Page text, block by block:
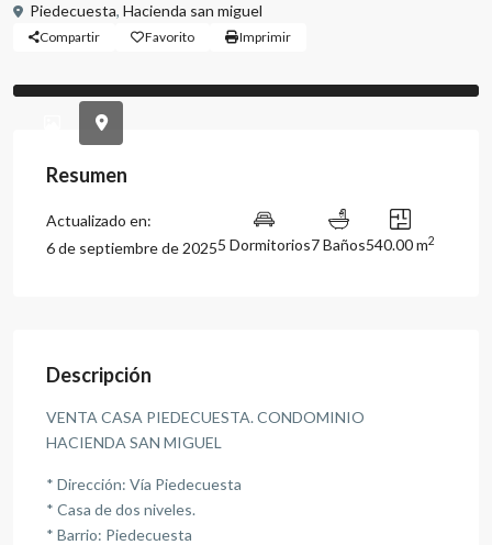
Piedecuesta, Hacienda san miguel
Compartir Favorito Imprimir
Previous
Resumen
Actualizado en:
6 de septiembre de 20255 Dormitorios7 Baños540.00 m2
Descripción
VENTA CASA PIEDECUESTA. CONDOMINIO
HACIENDA SAN MIGUEL
* Dirección: Vía Piedecuesta
* Casa de dos niveles.
* Barrio: Piedecuesta